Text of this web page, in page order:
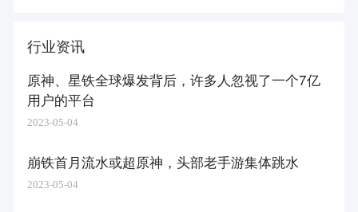
行业资讯
原神、星铁全球爆发背后，许多人忽视了一个7亿
用户的平台
2023-05-04
崩铁首月流水或超原神，头部老手游集体跳水
2023-05-04